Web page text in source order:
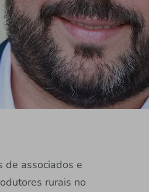
de associados e
rurais no